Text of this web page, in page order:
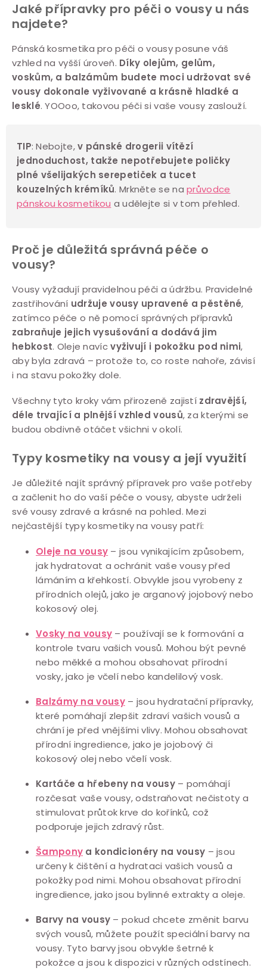
Jaké přípravky pro péči o vousy u nás
najdete?
Pánská kosmetika pro péči o vousy posune váš
vzhled na vyšší úroveň. Díky olejům, gelům,
voskům, a balzámům budete moci udržovat své
vousy dokonale vyživované a krásně hladké a
lesklé. YOOoo, takovou péči si vaše vousy zaslouží.
TIP:Nebojte,v pánské drogerii vítězí
jednoduchost, takže nepotřebujete poličky
plné všelijakých serepetiček a tucet
kouzelných krémíků. Mrkněte se naprůvodce
pánskou kosmetikou a udělejte si v tom přehled.
Proč je důležitá správná péče o
vousy?
Vousy vyžadují pravidelnou péči a údržbu. Pravidelné
zastřihování udržuje vousy upravené a pěstěné,
zatímco péče o ně pomocí správných přípravků
zabraňuje jejich vysušování a dodává jim
hebkost. Oleje navícvyživují i pokožku pod nimi,
aby byla zdravá – protože to, co roste nahoře, závisí
i na stavu pokožky dole.
Všechny tyto kroky vám přirozeně zajistí zdravější,
déle trvající a plnější vzhled vousů, za kterými se
budou obdivně otáčet všichni v okolí.
Typy kosmetiky na vousy a její využití
Je důležité najít správný přípravek pro vaše potřeby
a začlenit ho do vaší péče o vousy, abyste udrželi
své vousy zdravé a krásné na pohled. Mezi
nejčastější typy kosmetiky na vousy patří:
Oleje na vousy – jsou vynikajícím způsobem,
jak hydratovat a ochránit vaše vousy před
lámáním a křehkostí. Obvykle jsou vyrobeny z
přírodních olejů, jako je arganový jojobový nebo
kokosový olej.
Vosky na vousy – používají se k formování a
kontrole tvaru vašich vousů. Mohou být pevné
nebo měkké a mohou obsahovat přírodní
vosky, jako je včelí nebo kandelilový vosk.
Balzámy na vousy– jsou hydratační přípravky,
které pomáhají zlepšit zdraví vašich vousů a
chrání je před vnějšími vlivy. Mohou obsahovat
přírodní ingredience, jako je jojobový či
kokosový olej nebo včelí vosk.
Kartáče a hřebeny na vousy– pomáhají
rozčesat vaše vousy, odstraňovat nečistoty a
stimulovat průtok krve do kořínků, což
podporuje jejich zdravý růst.
Šampony a kondicionéry na vousy – jsou
určeny k čištění a hydrataci vašich vousů a
pokožky pod nimi. Mohou obsahovat přírodní
ingredience, jako jsou bylinné extrakty a oleje.
Barvy na vousy – pokud chcete změnit barvu
svých vousů, můžete použít speciální barvy na
vousy. Tyto barvy jsou obvykle šetrné k
pokožce a jsou k dispozici v různých odstínech.